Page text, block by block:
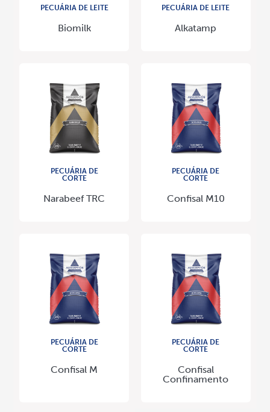
PECUÁRIA DE LEITE
Biomilk
PECUÁRIA DE LEITE
Alkatamp
PECUÁRIA DE
CORTE
Narabeef TRC
PECUÁRIA DE
CORTE
Confisal M10
PECUÁRIA DE
CORTE
Confisal M
PECUÁRIA DE
CORTE
Confisal
Confinamento